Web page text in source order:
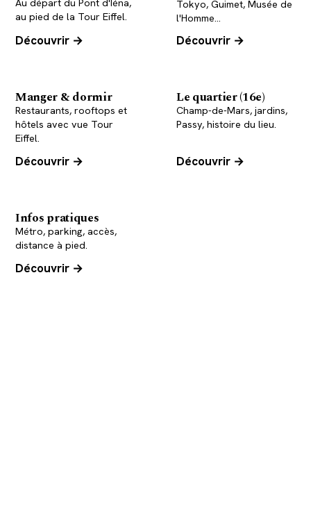
Au départ du Pont d'Iéna,
au pied de la Tour Eiffel.
Découvrir →
Tokyo, Guimet, Musée de
l'Homme…
Découvrir →
Manger & dormir
Restaurants, rooftops et
hôtels avec vue Tour
Eiffel.
Découvrir →
Le quartier (16e)
Champ-de-Mars, jardins,
Passy, histoire du lieu.
Découvrir →
Infos pratiques
Métro, parking, accès,
distance à pied.
Découvrir →